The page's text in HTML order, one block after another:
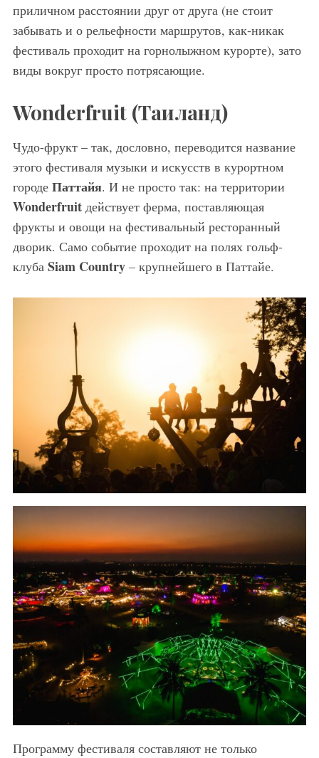
приличном расстоянии друг от друга (не стоит
забывать и о рельефности маршрутов, как-никак
фестиваль проходит на горнолыжном курорте), зато
виды вокруг просто потрясающие.
Wonderfruit (Таиланд)
Чудо-фрукт – так, дословно, переводится название
этого фестиваля музыки и искусств в курортном
городе Паттайя. И не просто так: на территории
Wonderfruit действует ферма, поставляющая
фрукты и овощи на фестивальный ресторанный
дворик. Само событие проходит на полях гольф-
клуба Siam Country– крупнейшего в Паттайе.
Программу фестиваля составляют не только